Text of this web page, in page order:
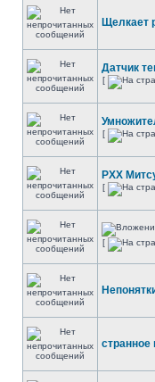
Щелкает
Датчик
[
[
РХХ
[
[
странное